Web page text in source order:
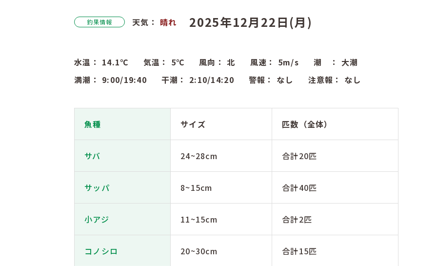
釣果情報 天気： 晴れ 2025年12月22日(月)
水温： 14.1℃ 気温： 5℃ 風向：北 風速： 5m/s 潮 ： 大潮
満潮： 9:00/19:40 干潮： 2:10/14:20 警報： なし 注意報： なし
魚種 サイズ 匹数（全体）
サバ 24~28cm 合計20匹
サッパ 8~15cm 合計40匹
小アジ 11~15cm 合計2匹
コノシロ 20~30cm 合計15匹